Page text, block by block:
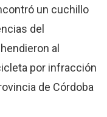
un cuchillo
del
al
por infracción
de Córdoba